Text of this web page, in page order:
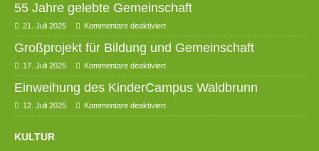
55 Jahre gelebte Gemeinschaft
21. Juli 2025 Kommentare deaktiviert
Großprojekt für Bildung und Gemeinschaft
17. Juli 2025 Kommentare deaktiviert
Einweihung des KinderCampus Waldbrunn
12. Juli 2025 Kommentare deaktiviert
KULTUR